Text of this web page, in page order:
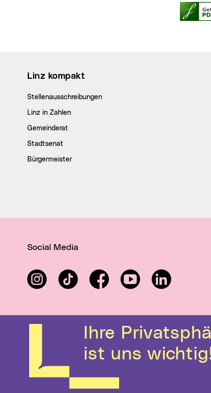
ist uns
Linz kompakt
Stellenausschreibungen
Linz in Zahlen
Gemeinderat
Stadtsenat
Bürgermeister
Social Media
InstagramTikTok FacebookYouTube LinkedIn